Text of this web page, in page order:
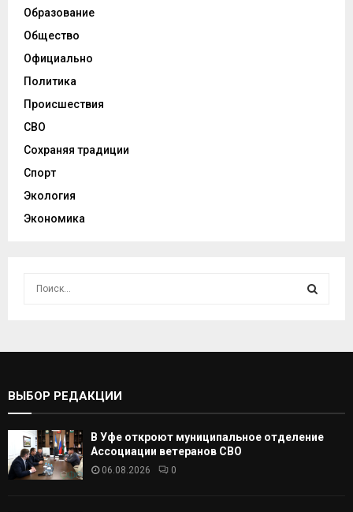
Образование
Общество
Официально
Политика
Происшествия
СВО
Сохраняя традиции
Спорт
Экология
Экономика
С
А
ВЫБОР РЕДАКЦИИ
В Уфе откроют муниципальное отделение
Ассоциации ветеранов СВО
06.08.2026 0